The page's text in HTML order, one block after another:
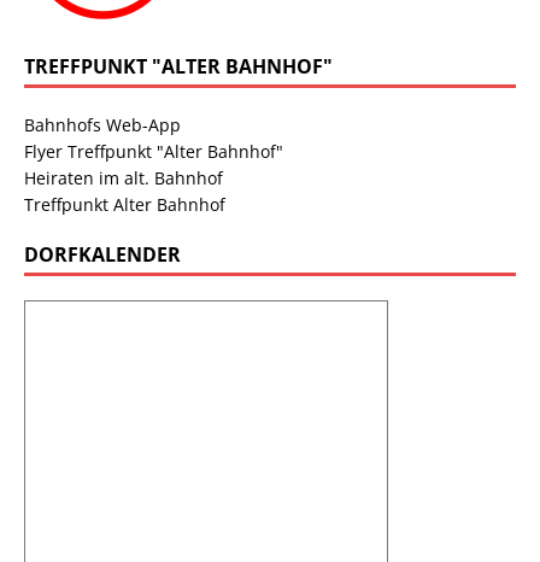
TREFFPUNKT "ALTER BAHNHOF"
Bahnhofs Web-App
Flyer Treffpunkt "Alter Bahnhof"
Heiraten im alt. Bahnhof
Treffpunkt Alter Bahnhof
DORFKALENDER